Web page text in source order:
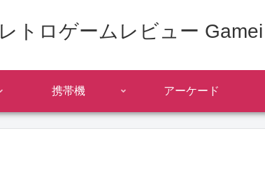
レトロゲームレビュー Gamei
携帯機 アーケード